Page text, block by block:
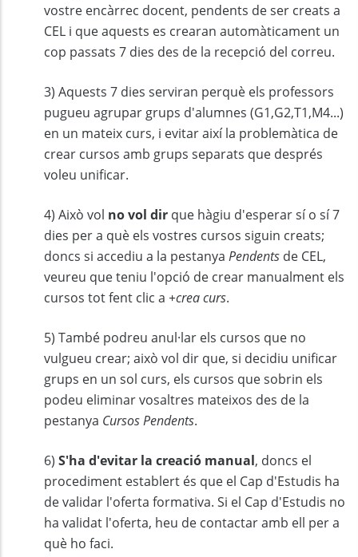
vostre encàrrec docent, pendents de ser creats a
CEL i que aquests es crearan automàticament un
cop passats 7 dies des de la recepció del correu.
3) Aquests 7 dies serviran perquè els professors
pugueu agrupar grups d'alumnes (G1,G2,T1,M4...)
en un mateix curs, i evitar així la problemàtica de
crear cursos amb grups separats que després
voleu unificar.
4) Això vol no vol dir que hàgiu d'esperar sí o sí 7
dies per a què els vostres cursos siguin creats;
doncs si accediu a la pestanya Pendents de CEL,
veureu que teniu l'opció de crear manualment els
cursos tot fent clic a +crea curs.
5) També podreu anul·lar els cursos que no
vulgueu crear; això vol dir que, si decidiu unificar
grups en un sol curs, els cursos que sobrin els
podeu eliminar vosaltres mateixos des de la
pestanya Cursos Pendents.
6) S'ha d'evitar la creació manual, doncs el
procediment establert és que el Cap d'Estudis ha
de validar l'oferta formativa. Si el Cap d'Estudis no
ha validat l'oferta, heu de contactar amb ell per a
què ho faci.